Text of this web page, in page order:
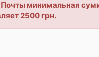
минимальная
2500 грн.